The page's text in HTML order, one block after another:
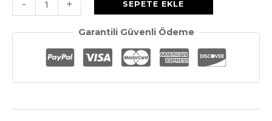
$259,00
-
için
AA
Yeşim
+ SEPETE EKLE
Garantili Güvenli Ödeme